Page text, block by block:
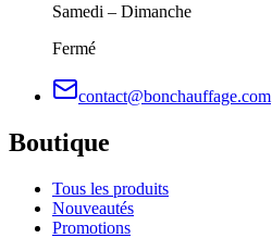
Samedi – Dimanche
Fermé
contact@bonchauffage.com
Boutique
Tous les produits
Nouveautés
Promotions